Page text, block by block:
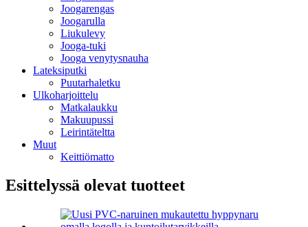
Joogarengas
Joogarulla
Liukulevy
Jooga-tuki
Jooga venytysnauha
Lateksiputki
Puutarhaletku
Ulkoharjoittelu
Matkalaukku
Makuupussi
Leirintäteltta
Muut
Keittiömatto
Esittelyssä olevat tuotteet